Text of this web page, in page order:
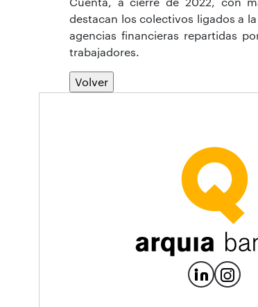
destacan los colectivos ligados a
agencias financieras repartidas
trabajadores.
Volver